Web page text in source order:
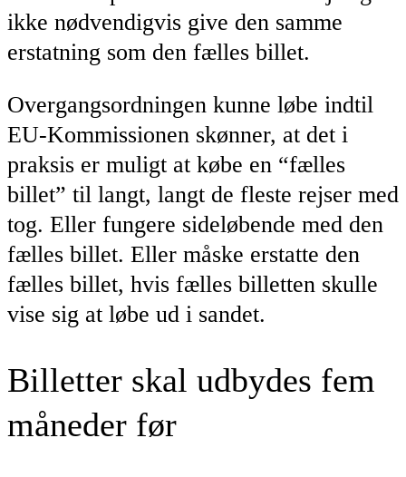
ikke nødvendigvis give den samme
erstatning som den fælles billet.
Overgangsordningen kunne løbe indtil
EU-Kommissionen skønner, at det i
praksis er muligt at købe en “fælles
billet” til langt, langt de fleste rejser med
tog. Eller fungere sideløbende med den
fælles billet. Eller måske erstatte den
fælles billet, hvis fælles billetten skulle
vise sig at løbe ud i sandet.
Billetter skal udbydes fem
måneder før